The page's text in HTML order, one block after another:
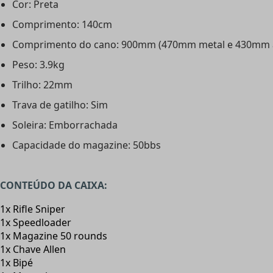
Cor: Preta
Comprimento: 140cm
Comprimento do cano: 900mm (470mm metal e 430mm
Peso: 3.9kg
Trilho: 22mm
Trava de gatilho: Sim
Soleira: Emborrachada
Capacidade do magazine: 50bbs
CONTEÚDO DA CAIXA:
1x Rifle Sniper
1x Speedloader
1x Magazine 50 rounds
1x Chave Allen
1x Bipé